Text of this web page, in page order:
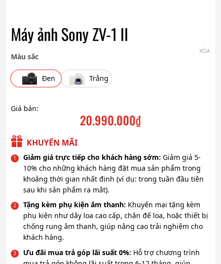
Máy ảnh Sony ZV-1 II
Màu sắc
Đen Trắng
XÓA
Giá bán:
20.990.000₫
KHUYẾN MÃI
Giảm giá trực tiếp cho khách hàng sớm: Giảm giá 5-
10% cho những khách hàng đặt mua sản phẩm trong
khoảng thời gian nhất định (ví dụ: trong tuần đầu tiên
sau khi sản phẩm ra mắt).
Tặng kèm phụ kiện âm thanh: Khuyến mại tặng kèm
phụ kiện như dây loa cao cấp, chân đế loa, hoặc thiết bị
chống rung âm thanh, giúp nâng cao trải nghiệm cho
khách hàng.
Ưu đãi mua trả góp lãi suất 0%: Hỗ trợ chương trình